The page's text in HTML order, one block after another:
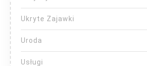
Ukryte Zajawki
Uroda
Usługi